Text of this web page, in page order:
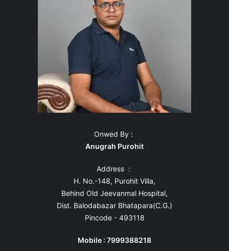
Onwed By :
Anugrah Purohit
Address :
H. No.-148, Purohit Villa,
Behind Old Jeevanmal Hospital,
Dist. Balodabazar Bhatapara(C.G.)
Pincode - 493118
Mobile : 7999388218